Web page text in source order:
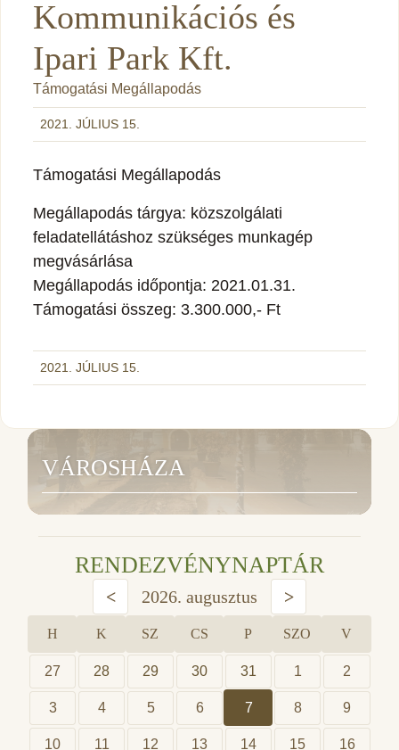
Kommunikációs és
Ipari Park Kft.
Támogatási Megállapodás
2021. JÚLIUS 15.
Támogatási Megállapodás
Megállapodás tárgya: közszolgálati
feladatellátáshoz szükséges munkagép
megvásárlása
Megállapodás időpontja: 2021.01.31.
Támogatási összeg: 3.300.000,- Ft
2021. JÚLIUS 15.
VÁROSHÁZA
RENDEZVÉNYNAPTÁR
< 2026. augusztus >
H K SZ CS P SZO V
27 28 29 30 31 1 2
3 4 5 6 7 8 9
10 11 12 13 14 15 16